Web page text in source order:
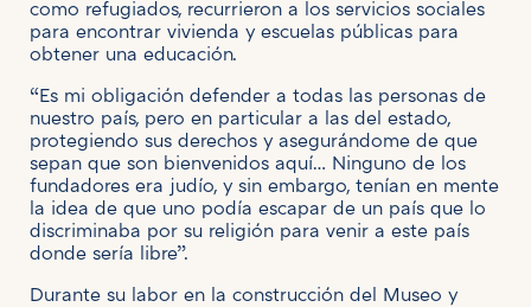
como refugiados, recurrieron a los servicios sociales
para encontrar vivienda y escuelas públicas para
obtener una educación.
“Es mi obligación defender a todas las personas de
nuestro país, pero en particular a las del estado,
protegiendo sus derechos y asegurándome de que
sepan que son bienvenidos aquí… Ninguno de los
fundadores era judío, y sin embargo, tenían en mente
la idea de que uno podía escapar de un país que lo
discriminaba por su religión para venir a este país
donde sería libre”.
Durante su labor en la construcción del Museo y